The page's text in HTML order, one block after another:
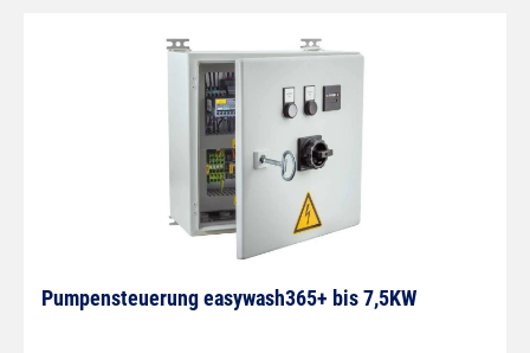
Lieferumfang enthalten und muß extra bestellt
werden.Münzautomat:Gehäuse Edelstahl
pulverbeschichtet.Incl. Schloß.
Pumpensteuerung easywash365+ bis 7,5KW